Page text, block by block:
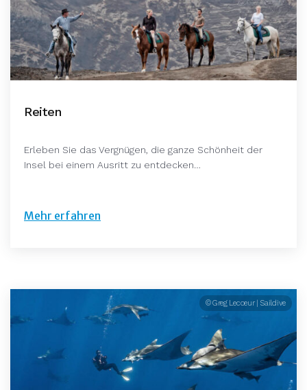
Reiten
Erleben Sie das Vergnügen, die ganze Schönheit der
Insel bei einem Ausritt zu entdecken…
Mehr erfahren
© Greg Lecoeur | Saildive